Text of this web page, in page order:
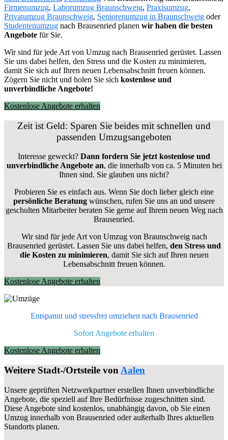
Firmenumzug, Laborumzug Braunschweig, Praxisumzug,
Privatumzug Braunschweig, Seniorenumzug in Braunschweig oder
Studentenumzug nach Brausenried planen wir haben die besten
Angebote für Sie.
Wir sind für jede Art von Umzug nach Brausenried gerüstet. Lassen
Sie uns dabei helfen, den Stress und die Kosten zu minimieren,
damit Sie sich auf Ihren neuen Lebensabschnitt freuen können.
Zögern Sie nicht und holen Sie sich kostenlose und
unverbindliche Angebote!
Kostenlose Angebote erhalten
Zeit ist Geld: Sparen Sie beides mit schnellen und
passenden Umzugsangeboten
Interesse geweckt? Dann fordern Sie jetzt kostenlose und
unverbindliche Angebote an, die innerhalb von ca. 5 Minuten bei
Ihnen sind. Sie glauben uns nicht?
Probieren Sie es einfach aus. Wenn Sie doch lieber gleich eine
persönliche Beratung wünschen, rufen Sie uns an und unsere
geschulten Mitarbeiter beraten Sie gerne auf Ihrem neuen Weg nach
Brausenried.
Wir sind für jede Art von Umzug von Braunschweig nach
Brausenried gerüstet. Lassen Sie uns dabei helfen, den Stress und
die Kosten zu minimieren, damit Sie sich auf Ihren neuen
Lebensabschnitt freuen können.
Kostenlose Angebote erhalten
Entspannt und stressfrei umziehen nach Brausenried
Sofort Angebote erhalten
Kostenlose Angebote erhalten
Weitere Stadt-/Ortsteile von Aalen
Unsere geprüften Netzwerkpartner erstellen Ihnen unverbindliche
Angebote, die speziell auf Ihre Bedürfnisse zugeschnitten sind.
Diese Angebote sind kostenlos, unabhängig davon, ob Sie einen
Umzug innerhalb von Brausenried oder außerhalb Ihres aktuellen
Standorts planen.